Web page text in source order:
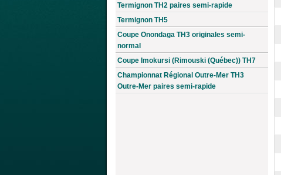
Termignon TH2 paires semi-rapide
Termignon TH5
Coupe Onondaga TH3 originales semi-
normal
Coupe Imokursi (Rimouski (Québec)) TH7
Championnat Régional Outre-Mer TH3
Outre-Mer paires semi-rapide